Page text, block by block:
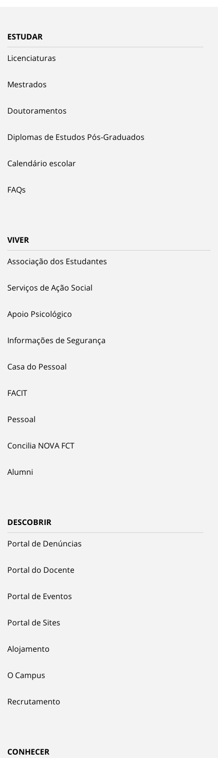
ESTUDAR
Licenciaturas
Mestrados
Doutoramentos
Diplomas de Estudos Pós-Graduados
Calendário escolar
FAQs
VIVER
Associação dos Estudantes
Serviços de Ação Social
Apoio Psicológico
Informações de Segurança
Casa do Pessoal
FACIT
Pessoal
Concilia NOVA FCT
Alumni
DESCOBRIR
Portal de Denúncias
Portal do Docente
Portal de Eventos
Portal de Sites
Alojamento
O Campus
Recrutamento
CONHECER